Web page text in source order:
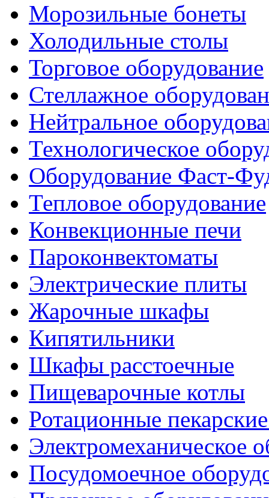
Морозильные бонеты
Холодильные столы
Торговое оборудование
Стеллажное
Нейтральное
Технологическое
Оборудование Фаст-
Тепловое оборудование
Конвекционные печи
Пароконвектоматы
Электрические плиты
Жарочные шкафы
Кипятильники
Шкафы расстоечные
Пищеварочные котлы
Ротационные
Электромеханическое
Посудомоечное